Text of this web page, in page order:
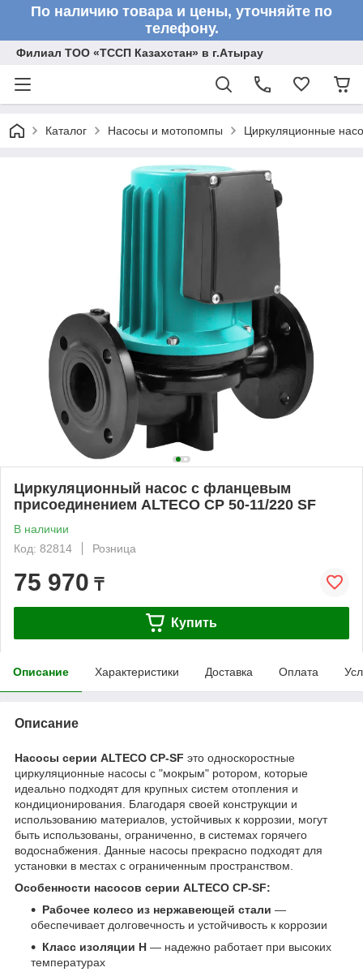
По наличию товара и цены, уточняйте по
телефону.
Филиал ТОО «ТССП Казахстан» в г.Атырау
Каталог Насосы и мотопомпы Циркуляционные
Циркуляционный насос с фланцевым
присоединением ALTECO CP 50-11/220 SF
В наличии
Код: 82814
Розница
75 970 ₸
Купить
Описание Характеристики Доставка Оплата
Описание
Насосы серии ALTECO CP-SF это односкоростные
циркуляционные насосы с "мокрым" ротором, которые
идеально подходят для крупных систем отопления и
кондиционирования. Благодаря своей конструкции и
использованию материалов, устойчивых к коррозии, могут
быть использованы, ограниченно, в системах горячего
водоснабжения. Данные насосы прекрасно подходят для
установки в местах с ограниченным пространством.
Особенности насосов серии ALTECO CP-SF:
Рабочее колесо из нержавеющей стали —
обеспечивает долговечность и устойчивость к коррозии
Класс изоляции H — надежно работает при высоких
температурах